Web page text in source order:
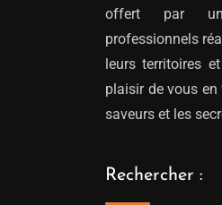
offert par
professionnels
leurs territoires
plaisir de vous
saveurs et les
Rechercher :